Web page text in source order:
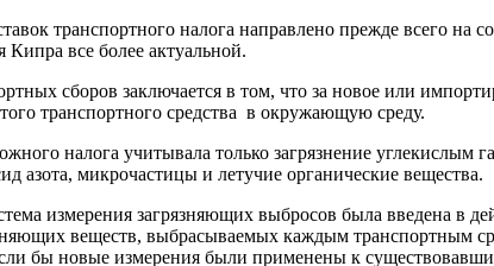
транспортного налога направлено прежде всего
Кипра все более актуальной.
сборов заключается в том, что за новое или
транспортного средства в окружающую среду.
налога учитывала только загрязнение
азота, микрочастицы и летучие органические вещества.
измерения загрязняющих выбросов была введена в
веществ, выбрасываемых каждым транспортным
бы новые измерения были применены к